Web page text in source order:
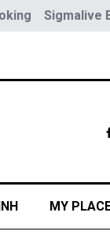
Sigmalive
MY